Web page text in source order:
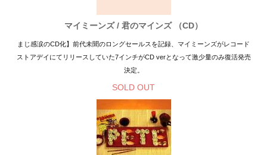
マイミーンズ / 君のマインズ （CD）
まじ感涙のCD化】前代未聞のロングセールスを記録、マイミーンズがレコード
ストアデイにてリリースしていた7インチがCD verとなって激少量のみ復活発売
決定。
SOLD OUT